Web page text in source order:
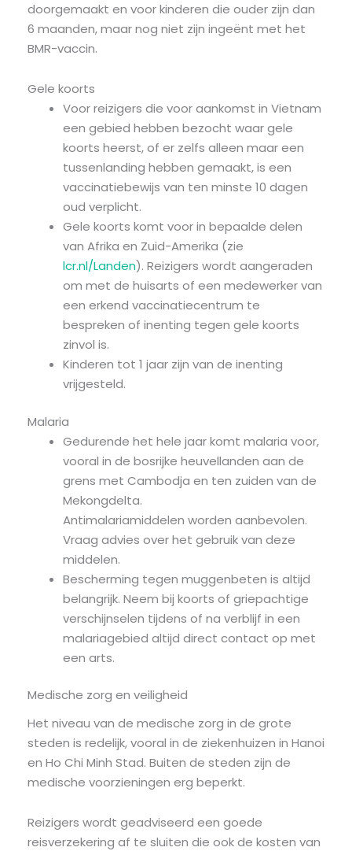
doorgemaakt en voor kinderen die ouder zijn dan
6 maanden, maar nog niet zijn ingeënt met het
BMR-vaccin.
Gele koorts
Voor reizigers die voor aankomst in Vietnam
een gebied hebben bezocht waar gele
koorts heerst, of er zelfs alleen maar een
tussenlanding hebben gemaakt, is een
vaccinatiebewijs van ten minste 10 dagen
oud verplicht.
Gele koorts komt voor in bepaalde delen
van Afrika en Zuid-Amerika (zie
lcr.nl/Landen). Reizigers wordt aangeraden
om met de huisarts of een medewerker van
een erkend vaccinatiecentrum te
bespreken of inenting tegen gele koorts
zinvol is.
Kinderen tot 1 jaar zijn van de inenting
vrijgesteld.
Malaria
Gedurende het hele jaar komt malaria voor,
vooral in de bosrijke heuvellanden aan de
grens met Cambodja en ten zuiden van de
Mekongdelta.
Antimalariamiddelen worden aanbevolen.
Vraag advies over het gebruik van deze
middelen.
Bescherming tegen muggenbeten is altijd
belangrijk. Neem bij koorts of griepachtige
verschijnselen tijdens of na verblijf in een
malariagebied altijd direct contact op met
een arts.
Medische zorg en veiligheid
Het niveau van de medische zorg in de grote
steden is redelijk, vooral in de ziekenhuizen in Hanoi
en Ho Chi Minh Stad. Buiten de steden zijn de
medische voorzieningen erg beperkt.
Reizigers wordt geadviseerd een goede
reisverzekering af te sluiten die ook de kosten van